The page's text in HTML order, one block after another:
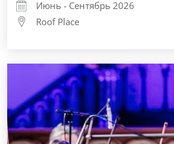
Июнь - Сентябрь 2026
Roof Place